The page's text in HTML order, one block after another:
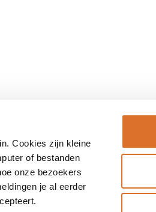
Cookies zijn kleine
of bestanden
onze bezoekers
je al eerder